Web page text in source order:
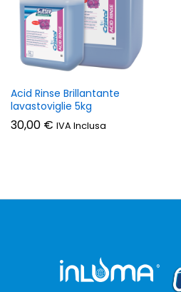
Acid Rinse Brillantante
lavastoviglie 5kg
30,00 € IVA Inclusa